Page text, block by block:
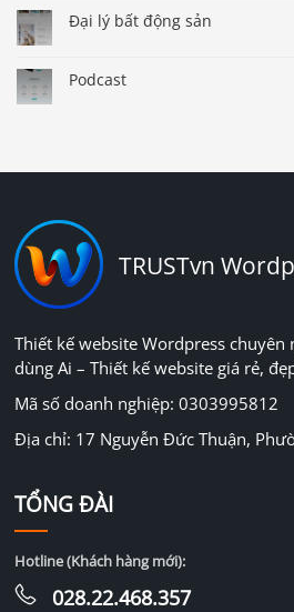
Đại lý bất động sản
Podcast
TRUSTvn
Thiết kế website Wordpress chuyên
dùng Ai – Thiết kế website giá rẻ,
Mã số doanh nghiệp: 0303995812
Địa chỉ: 17 Nguyễn Đức Thuận,
TỔNG ĐÀI
Hotline (Khách hàng mới):
028.22.468.357